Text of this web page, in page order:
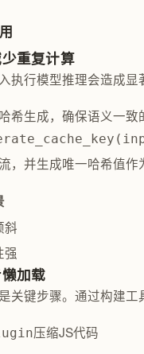
重复计算
执行模型推理会造成
希生成，确保语义一
，并生成唯一哈希值
斜
强
加载
关键步骤。通过构建
压缩JS代码